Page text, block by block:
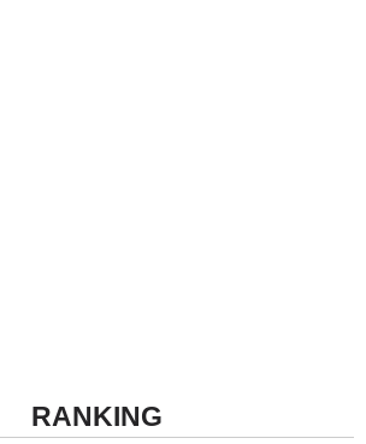
RANKING